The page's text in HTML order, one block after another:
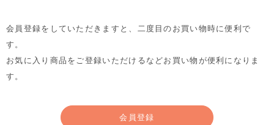
会員登録をしていただきますと、二度目のお買い物時に便利で
す。
お気に入り商品をご登録いただけるなどお買い物が便利になりま
す。
会員登録